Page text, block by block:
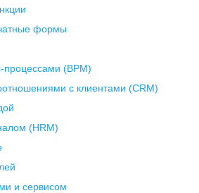
формы
процессами (BPM)
с клиентами (СRM)
(HRM)
и сервисом